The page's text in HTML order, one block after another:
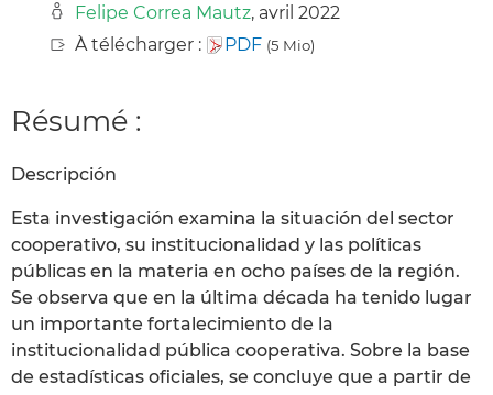
Felipe Correa Mautz, avril 2022
À télécharger :
PDF (5 Mio)
Résumé :
Descripción
Esta investigación examina la situación del sector
cooperativo, su institucionalidad y las políticas
públicas en la materia en ocho países de la región.
Se observa que en la última década ha tenido lugar
un importante fortalecimiento de la
institucionalidad pública cooperativa. Sobre la base
de estadísticas oficiales, se concluye que a partir de